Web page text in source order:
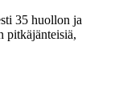
35 huollon ja
pitkäjänteisiä,